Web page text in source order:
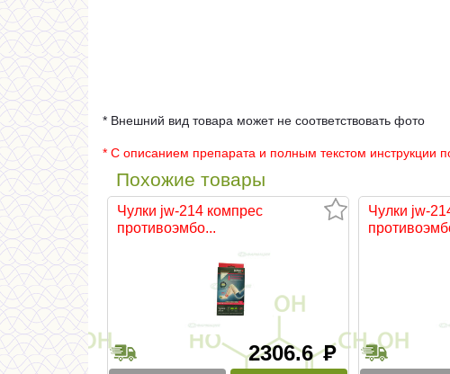
* Внешний вид товара может не соответствовать фото
* С описанием препарата и полным текстом инструкции
Похожие товары
Чулки jw-214 компрес
противоэмбо...
2306.6руб
Чулки jw-